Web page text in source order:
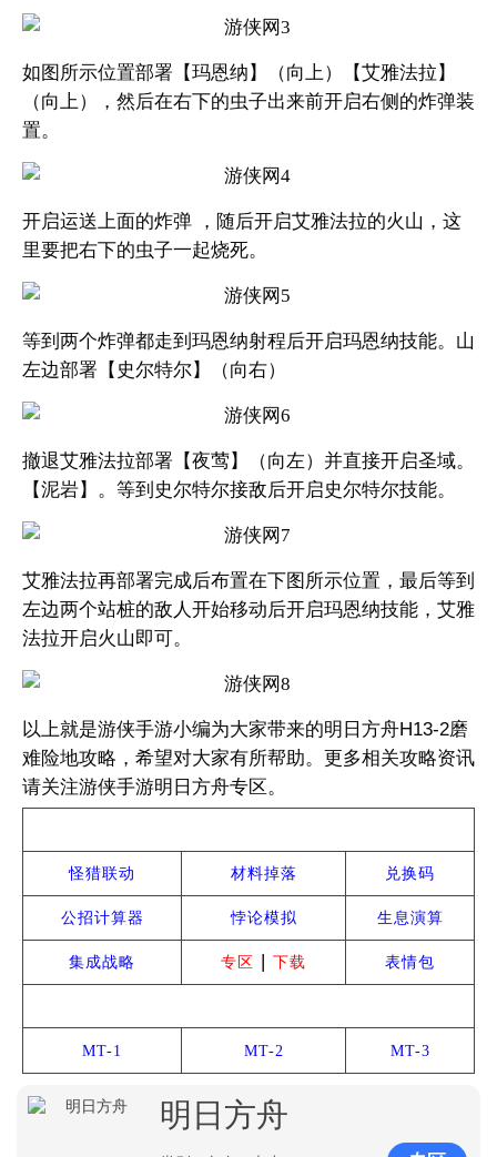
如图所示位置部署【玛恩纳】（向上）【艾雅法拉】
（向上），然后在右下的虫子出来前开启右侧的炸弹装
置。
开启运送上面的炸弹 ，随后开启艾雅法拉的火山，这
里要把右下的虫子一起烧死。
等到两个炸弹都走到玛恩纳射程后开启玛恩纳技能。山
左边部署【史尔特尔】（向右）
撤退艾雅法拉部署【夜莺】（向左）并直接开启圣域。
【泥岩】。等到史尔特尔接敌后开启史尔特尔技能。
艾雅法拉再部署完成后布置在下图所示位置，最后等到
左边两个站桩的敌人开始移动后开启玛恩纳技能，艾雅
法拉开启火山即可。
以上就是游侠手游小编为大家带来的明日方舟H13-2磨
难险地攻略，希望对大家有所帮助。更多相关攻略资讯
请关注游侠手游明日方舟专区。
怪猎联动 材料掉落 兑换码
公招计算器 悖论模拟 生息演算
集成战略 专区 | 下载 表情包
MT-1 MT-2 MT-3
明日方舟